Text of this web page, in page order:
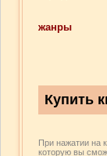
жанры
При нажатии на
которую вы